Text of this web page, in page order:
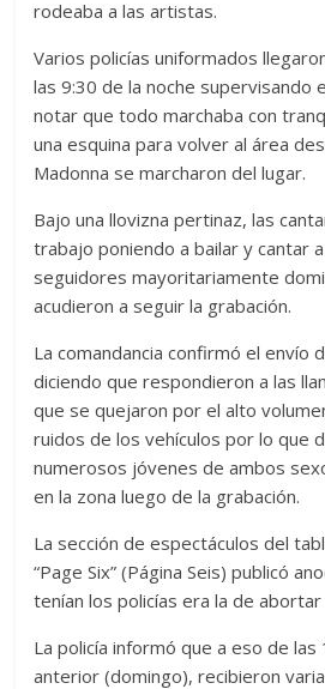
rodeaba a las artistas.
Varios policías uniformados
las 9:30 de la noche supervisando
notar que todo marchaba con
una esquina para volver al área
Madonna se marcharon del lugar.
Bajo una llovizna pertinaz, las
trabajo poniendo a bailar y cantar
seguidores mayoritariamente
acudieron a seguir la grabación.
La comandancia confirmó el envío
diciendo que respondieron a las
que se quejaron por el alto
ruidos de los vehículos por lo que
numerosos jóvenes de ambos
en la zona luego de la grabación.
La sección de espectáculos del
“Page Six” (Página Seis) publicó
tenían los policías era la de abortar
La policía informó que a eso de las
anterior (domingo), recibieron